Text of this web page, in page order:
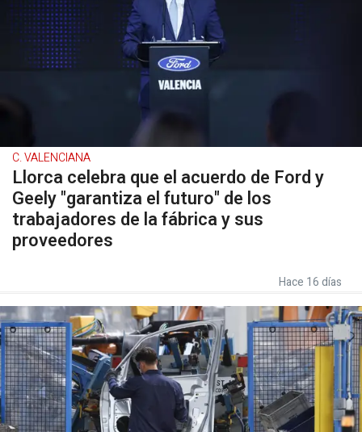
C. VALENCIANA
Llorca celebra que el acuerdo de Ford y
Geely "garantiza el futuro" de los
trabajadores de la fábrica y sus
proveedores
Hace 16 días